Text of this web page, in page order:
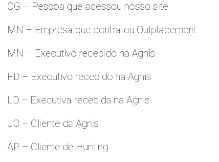
CG – Pessoa que acessou nosso site
MN – Empresa que contratou Outplacement
MN – Executivo recebido na Agnis
FD – Executivo recebido na Agnis
LD – Executiva recebida na Agnis
JO – Cliente da Agnis
AP – Cliente de Hunting